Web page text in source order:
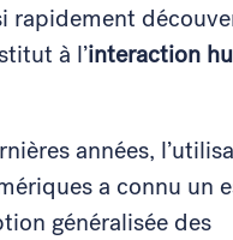
rapidement
à l’interaction
années,
a connu un
généralisée des